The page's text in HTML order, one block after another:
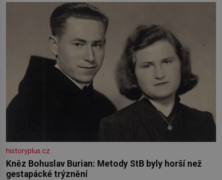
historyplus.cz
Kněz Bohuslav Burian: Metody StB byly horší než
gestapácké trýznění